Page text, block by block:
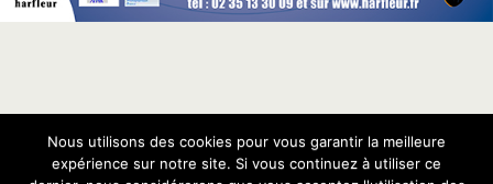
Retour au début
Nous utilisons des cookies pour vous garantir la meilleure
expérience sur notre site. Si vous continuez à utiliser ce